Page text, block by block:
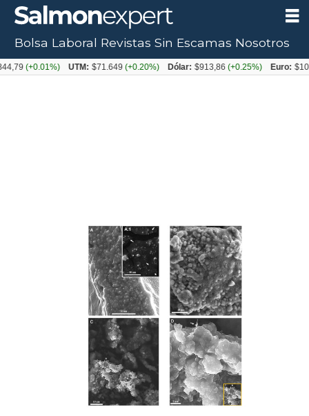
Tag:
Bolsa Laboral Revistas Sin Escamas Nosotros
(+0.01%) UTM: $71.649(+0.20%) Dólar: $913,86(+0.25%) Euro: